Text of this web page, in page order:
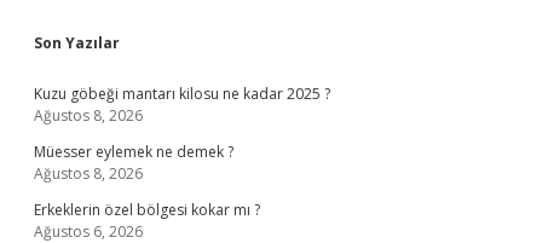
Sidebar
Son Yazılar
Kuzu göbeği mantarı kilosu ne kadar 2025 ?
Ağustos 8, 2026
Müesser eylemek ne demek ?
Ağustos 8, 2026
Erkeklerin özel bölgesi kokar mı ?
Ağustos 6, 2026